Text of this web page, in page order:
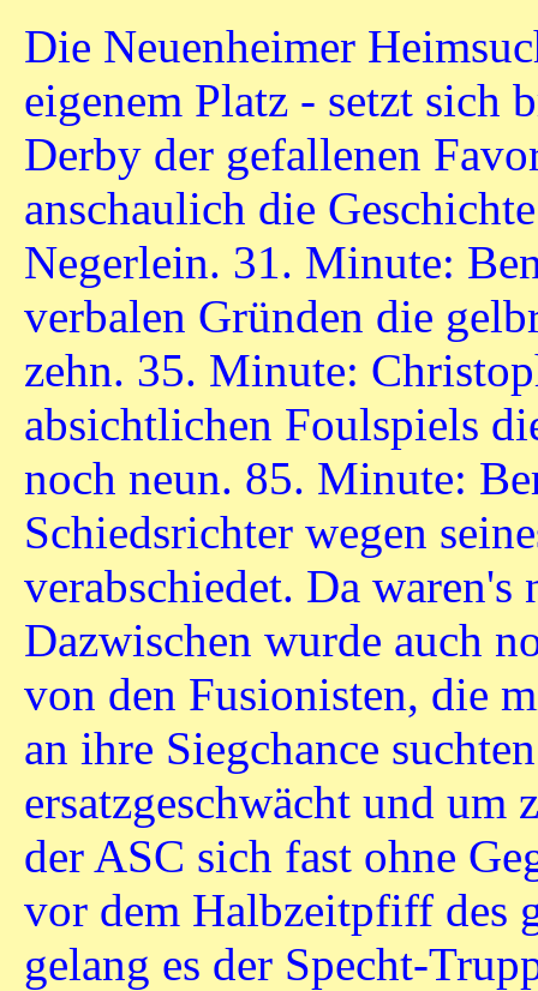
Die Neuenheimer
eigenem Platz - setzt sich
Derby der gefallenen
anschaulich die
Negerlein. 31. Minute:
verbalen Gründen die
zehn. 35. Minute:
absichtlichen Foulspiels
noch neun. 85. Minute:
Schiedsrichter wegen
verabschiedet. Da
Dazwischen wurde auch
von den Fusionisten, die
an ihre Siegchance
ersatzgeschwächt und
der ASC sich fast ohne
vor dem Halbzeitpfiff des
gelang es der Specht-